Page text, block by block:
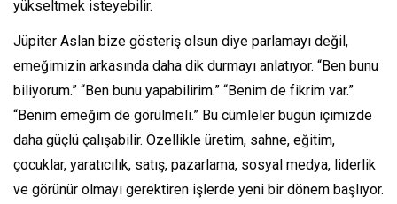
yükseltmek isteyebilir.
Jüpiter Aslan bize gösteriş olsun diye parlamayı değil,
emeğimizin arkasında daha dik durmayı anlatıyor. “Ben bunu
biliyorum.” “Ben bunu yapabilirim.” “Benim de fikrim var.”
“Benim emeğim de görülmeli.” Bu cümleler bugün içimizde
daha güçlü çalışabilir. Özellikle üretim, sahne, eğitim,
çocuklar, yaratıcılık, satış, pazarlama, sosyal medya, liderlik
ve görünür olmayı gerektiren işlerde yeni bir dönem başlıyor.